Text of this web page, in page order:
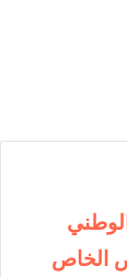
الخاص